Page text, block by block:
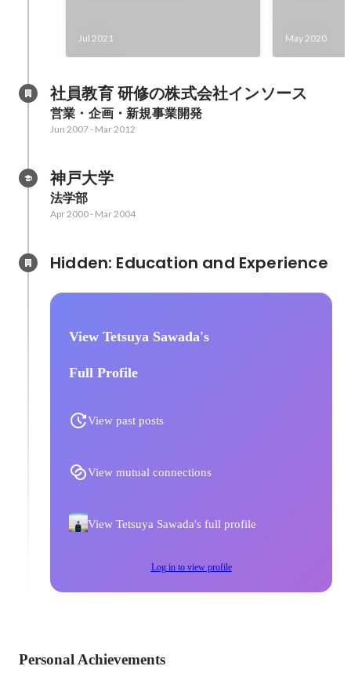
Jul 2021 May 2020
社員教育 研修の株式会社インソース
営業・企画・新規事業開発
Jun 2007- Mar 2012
神戸大学
法学部
Apr 2000- Mar 2004
View Tetsuya Sawada's
Full Profile
View past posts
View mutual connections
View Tetsuya Sawada's full profile
Log in to view profile
Personal Achievements